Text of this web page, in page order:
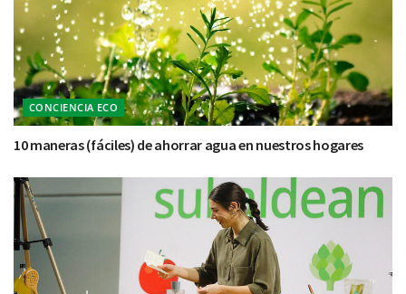
CONCIENCIA ECO
10 maneras (fáciles) de ahorrar agua en nuestros hogares